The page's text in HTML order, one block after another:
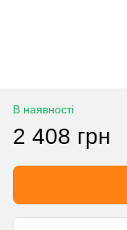
В наявності
2 408 грн